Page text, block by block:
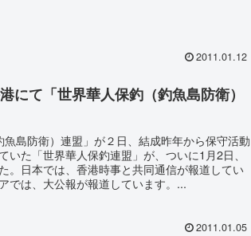
2011.01.12
にて「世界華人保釣（釣魚島防衛）
島防衛）連盟」が２日、結成昨年から保守活動
いた「世界華人保釣連盟」が、ついに1月2日、
。日本では、香港時事と共同通信が報道してい
では、大公報が報道しています。...
2011.01.05